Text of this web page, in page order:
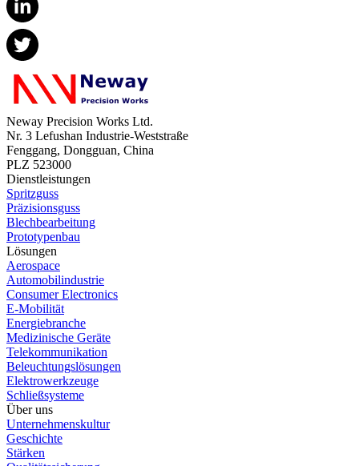
Neway Precision Works Ltd.
Nr. 3 Lefushan Industrie-Weststraße
Fenggang, Dongguan, China
PLZ 523000
Dienstleistungen
Spritzguss
Präzisionsguss
Blechbearbeitung
Prototypenbau
Lösungen
Aerospace
Automobilindustrie
Consumer Electronics
E-Mobilität
Energiebranche
Medizinische Geräte
Telekommunikation
Beleuchtungslösungen
Elektrowerkzeuge
Schließsysteme
Über uns
Unternehmenskultur
Geschichte
Stärken